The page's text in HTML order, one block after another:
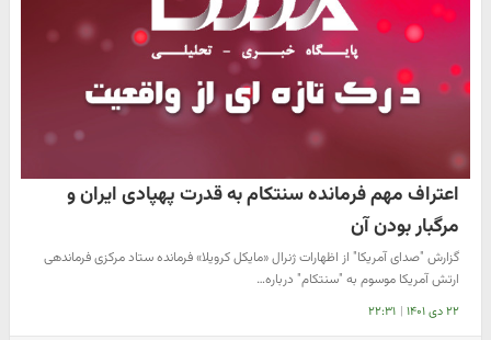
اعتراف مهم فرمانده سنتکام به قدرت پهپادی ایران و
مرگبار بودن آن
گزارش "صدای آمریکا" از اظهارات ژنرال «مایکل کرویلا» فرمانده ستاد مرکزی فرماندهی
ارتش آمریکا موسوم به "سنتکام" درباره…
۲۲ دی ۱۴۰۱ | ۲۲:۳۱